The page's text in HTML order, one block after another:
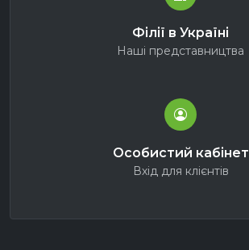
Філії в Україні
Наші представництва
Особистий кабінет
Вхід для клієнтів